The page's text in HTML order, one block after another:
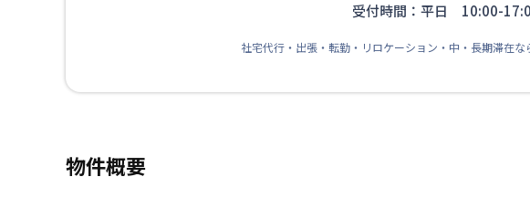
受付時間：平日 10:00-
社宅代行・出張・転勤・リロケーション・中・長期滞在
物件概要